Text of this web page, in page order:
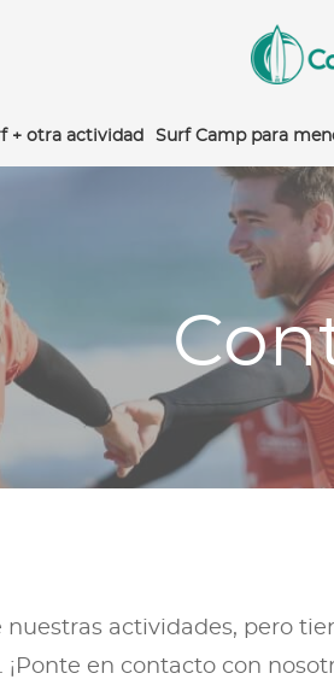
+ otra actividad Surf Camp para
actividades, pero
¡Ponte en contacto con